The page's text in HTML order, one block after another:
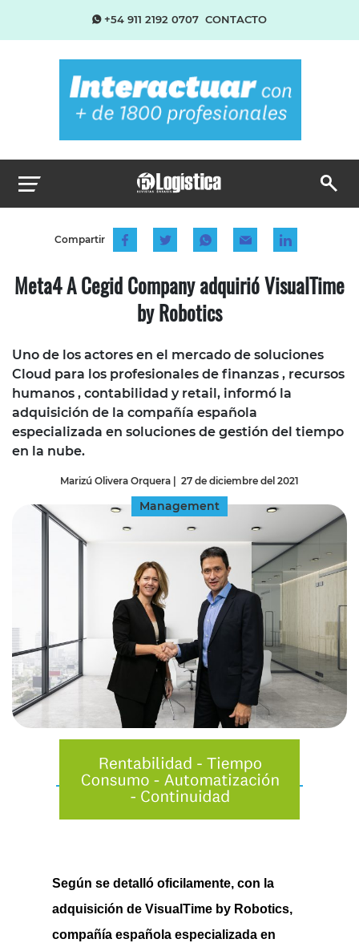
+54 911 2192 0707 CONTACTO
Compartir
Meta4 A Cegid Company adquirió VisualTime
by Robotics
Uno de los actores en el mercado de soluciones
Cloud para los profesionales de finanzas , recursos
humanos , contabilidad y retail, informó la
adquisición de la compañía española
especializada en soluciones de gestión del tiempo
en la nube.
Marizú Olivera Orquera | 27 de diciembre del 2021
Management
Según se detalló oficilamente, con la
adquisición de VisualTime by Robotics,
compañía española especializada en